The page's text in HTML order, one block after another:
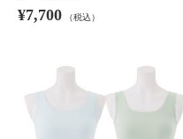
¥7,700 （税込）